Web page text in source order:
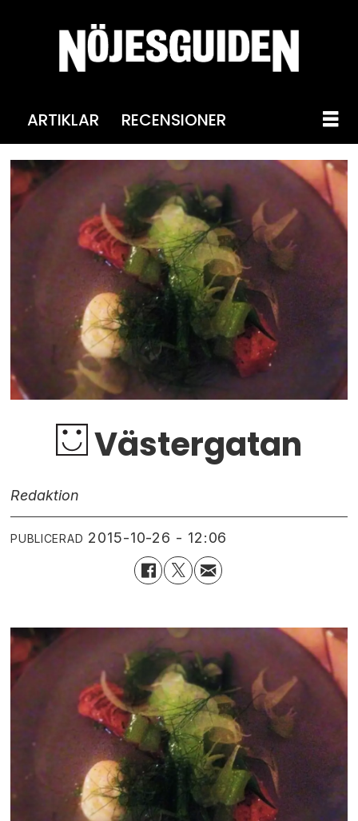
ARTIKLAR RECENSIONER
Västergatan
Redaktion
PUBLICERAD 2015-10-26 - 12:06